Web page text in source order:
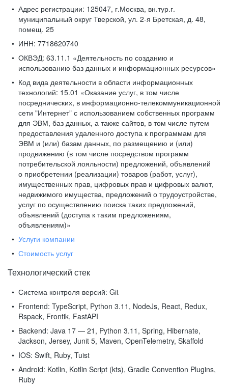
Адрес регистрации: 125047, г.Москва, вн.тур.г.
муниципальный округ Тверской, ул. 2-я Бретская, д. 48,
помещ. 25
ИНН: 7718620740
ОКВЭД: 63.11.1 «Деятельность по созданию и
использованию баз данных и информационных ресурсов»
Код вида деятельности в области информационных
технологий: 15.01 «Оказание услуг, в том числе
посреднических, в информационно-телекоммуникационной
сети "Интернет" с использованием собственных программ
для ЭВМ, баз данных, а также сайтов, в том числе путем
предоставления удаленного доступа к программам для
ЭВМ и (или) базам данных, по размещению и (или)
продвижению (в том числе посредством программ
потребительской лояльности) предложений, объявлений
о приобретении (реализации) товаров (работ, услуг),
имущественных прав, цифровых прав и цифровых валют,
недвижимого имущества, предложений о трудоустройстве,
услуг по осуществлению поиска таких предложений,
объявлений (доступа к таким предложениям,
объявлениям)»
Услуги компании
Стоимость услуг
Технологический стек
Система контроля версий: Git
Frontend: TypeScript, Python 3.11, NodeJs, React, Redux,
Rspack, Frontik, FastAPI
Backend: Java 17 — 21, Python 3.11, Spring, Hibernate,
Jackson, Jersey, Junit 5, Maven, OpenTelemetry, Skaffold
IOS: Swift, Ruby, Tuist
Android: Kotlin, Kotlin Script (kts), Gradle Convention Plugins,
Ruby